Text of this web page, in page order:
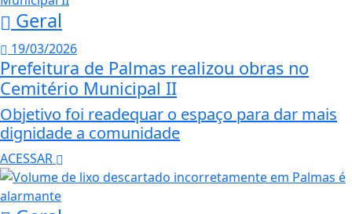
Geral
19/03/2026
Prefeitura de Palmas realizou obras no
Cemitério Municipal II
Objetivo foi readequar o espaço para dar mais
dignidade a comunidade
ACESSAR